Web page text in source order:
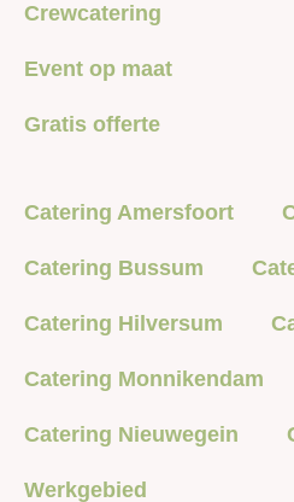
Crewcatering
Event op maat
Gratis offerte
Catering Amersfoort
Catering Bussum
Catering Hilversum
Catering Monnikendam
Catering Nieuwegein
Werkgebied